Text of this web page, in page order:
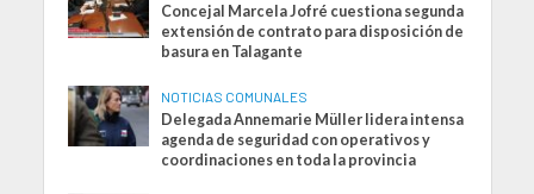
Concejal Marcela Jofré cuestiona segunda
extensión de contrato para disposición de
basura en Talagante
NOTICIAS COMUNALES
Delegada Annemarie Müller lidera intensa
agenda de seguridad con operativos y
coordinaciones en toda la provincia